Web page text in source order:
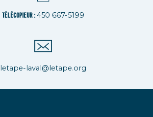
TÉLÉCOPIEUR :450 667-5199
letape-laval@letape.org